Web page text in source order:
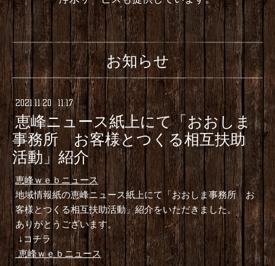
お知らせ
2021 11.20 11:17
恵峰ニュース紙上にて「おおしま
事務所 お客様とつくる相互扶助
活動」紹介
恵峰ｗｅｂニュース
地域情報紙の恵峰ニュース紙上にて「おおしま事務所 お
客様とつくる相互扶助活動」紹介をいただきました。
ありがとうございます。
↓コチラ
恵峰ｗｅｂニュース